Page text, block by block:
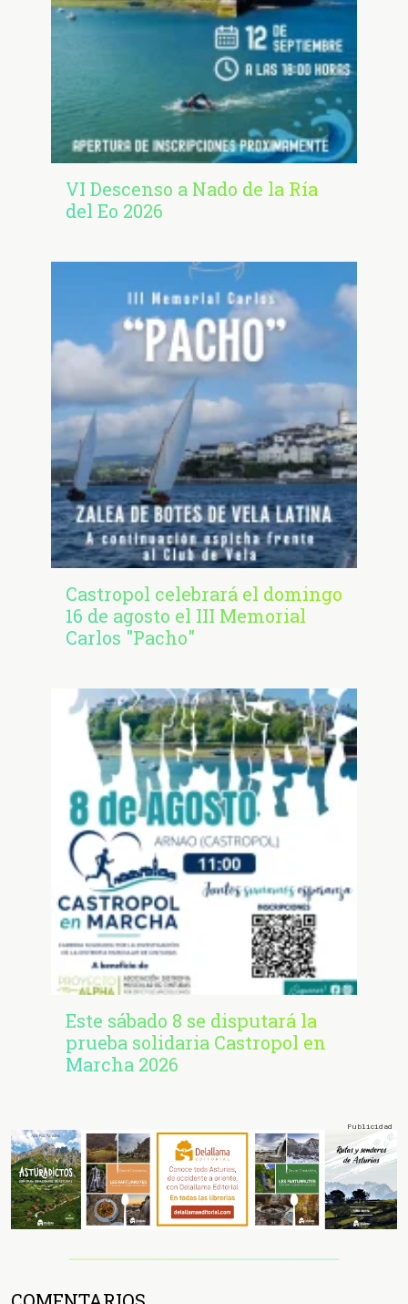
VI Descenso a Nado de la Ría
del Eo 2026
Castropol celebrará el domingo
16 de agosto el III Memorial
Carlos "Pacho"
Este sábado 8 se disputará la
prueba solidaria Castropol en
Marcha 2026